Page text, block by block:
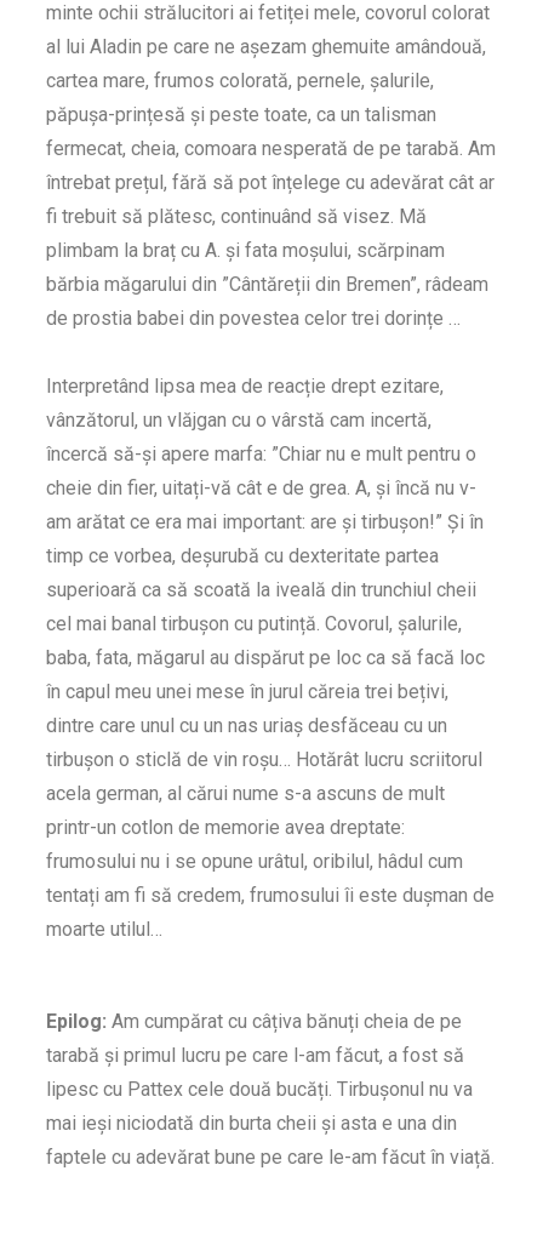
minte ochii strălucitori ai fetiței mele, covorul colorat
al lui Aladin pe care ne așezam ghemuite amândouă,
cartea mare, frumos colorată, pernele, șalurile,
păpușa-prințesă și peste toate, ca un talisman
fermecat, cheia, comoara nesperată de pe tarabă. Am
întrebat prețul, fără să pot înțelege cu adevărat cât ar
fi trebuit să plătesc, continuând să visez. Mă
plimbam la braț cu A. și fata moșului, scărpinam
bărbia măgarului din ”Cântăreții din Bremen”, râdeam
de prostia babei din povestea celor trei dorințe …
Interpretând lipsa mea de reacție drept ezitare,
vânzătorul, un vlăjgan cu o vârstă cam incertă,
încercă să-și apere marfa: ”Chiar nu e mult pentru o
cheie din fier, uitați-vă cât e de grea. A, și încă nu v-
am arătat ce era mai important: are și tirbușon!” Și în
timp ce vorbea, deșurubă cu dexteritate partea
superioară ca să scoată la iveală din trunchiul cheii
cel mai banal tirbușon cu putință. Covorul, șalurile,
baba, fata, măgarul au dispărut pe loc ca să facă loc
în capul meu unei mese în jurul căreia trei bețivi,
dintre care unul cu un nas uriaș desfăceau cu un
tirbușon o sticlă de vin roșu… Hotărât lucru scriitorul
acela german, al cărui nume s-a ascuns de mult
printr-un cotlon de memorie avea dreptate:
frumosului nu i se opune urâtul, oribilul, hâdul cum
tentați am fi să credem, frumosului îi este dușman de
moarte utilul…
Epilog: Am cumpărat cu câțiva bănuți cheia de pe
tarabă și primul lucru pe care l-am făcut, a fost să
lipesc cu Pattex cele două bucăți. Tirbușonul nu va
mai ieși niciodată din burta cheii și asta e una din
faptele cu adevărat bune pe care le-am făcut în viață.